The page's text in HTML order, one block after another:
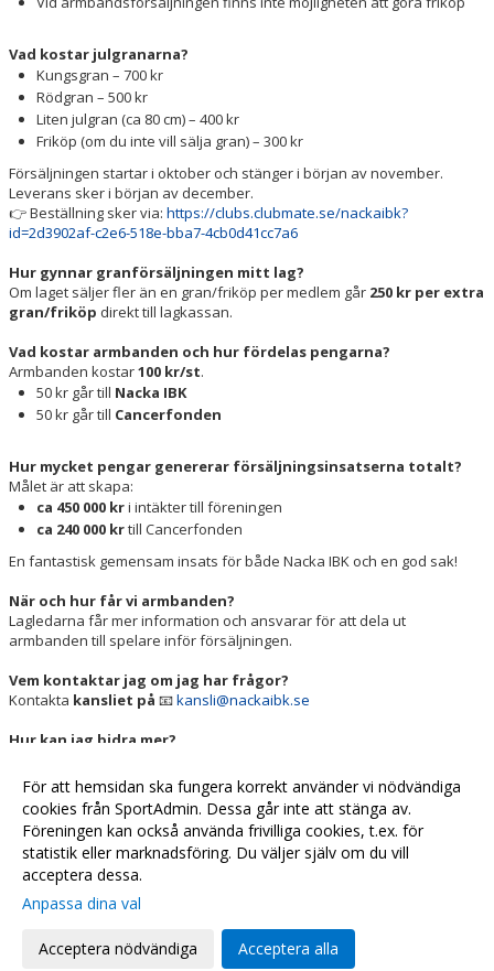
Vad kostar julgranarna?
Kungsgran – 700 kr
Rödgran – 500 kr
Liten julgran (ca 80 cm) – 400 kr
Friköp (om du inte vill sälja gran) – 300 kr
Försäljningen startar i oktober och stänger i början av november.
Leverans sker i början av december.
👉 Beställning sker via: https://clubs.clubmate.se/nackaibk?
id=2d3902af-c2e6-518e-bba7-4cb0d41cc7a6
Hur gynnar granförsäljningen mitt lag?
Om laget säljer fler än en gran/friköp per medlem går 250 kr per extra
gran/friköp direkt till lagkassan.
Vad kostar armbanden och hur fördelas pengarna?
Armbanden kostar100 kr/st.
50 kr går till Nacka IBK
50 kr går till Cancerfonden
Hur mycket pengar genererar försäljningsinsatserna totalt?
Målet är att skapa:
ca 450 000 kri intäkter till föreningen
ca 240 000 krtill Cancerfonden
En fantastisk gemensam insats för både Nacka IBK och en god sak!
När och hur får vi armbanden?
Lagledarna får mer information och ansvarar för att dela ut
armbanden till spelare inför försäljningen.
Vem kontaktar jag om jag har frågor?
Kontakta kansliet på 📧kansli@nackaibk.se
Hur kan jag bidra mer?
Engagera dig som ledare, tränare eller funktionär
Hjälpa till vid matcher och evenemang
Tipsa företag som vill sponsra Nacka IBK
inställningar
Webbversion
För att hemsidan ska fungera korrekt använder vi nödvändiga
cookies från SportAdmin. Dessa går inte att stänga av.
Föreningen kan också använda frivilliga cookies, t.ex. för
statistik eller marknadsföring. Du väljer själv om du vill
acceptera dessa.
Anpassa dina val
Acceptera nödvändiga Acceptera alla